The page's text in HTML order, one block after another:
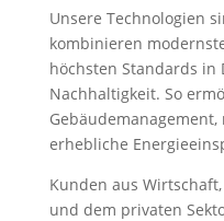
Unsere Technologien
kombinieren
höchsten Standards
Nachhaltigkeit. So
erhebliche
Kunden aus
und dem privaten